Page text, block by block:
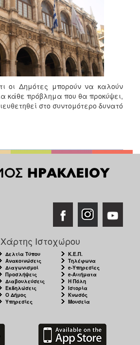
οι Δημότες μπορούν να καλούν
κάθε πρόβλημα που θα προκύψει,
στο συντομότερο δυνατό
Χάρτης Ιστοχώρου
Δελτία Τύπου
Ανακοινώσεις
Διαγωνισμοί
Προσλήψεις
Διαβουλεύσεις
Εκδηλώσεις
Ο Δήμος
Υπηρεσίες
Κ.Ε.Π.
Τηλέφωνα
e-Υπηρεσίες
e-Αιτήματα
Η Πόλη
Ιστορία
Κνωσός
Μουσεία